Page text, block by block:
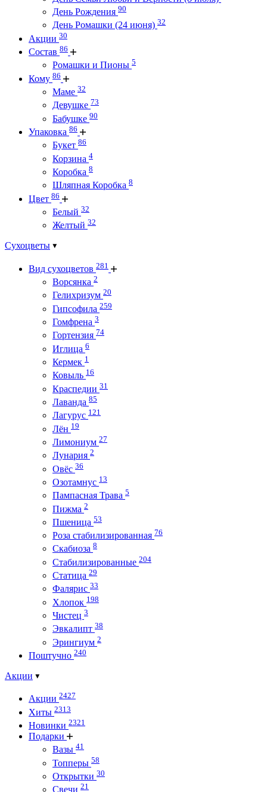
День Рождения 90
День Ромашки (24 июня) 32
Акции 30
Состав 86
Ромашки и Пионы 5
Кому 86
Маме 32
Девушке 73
Бабушке 90
Упаковка 86
Букет 86
Корзина 4
Коробка 8
Шляпная Коробка 8
Цвет 86
Белый 32
Желтый 32
Сухоцветы
Вид сухоцветов 281
Ворсянка 2
Гелихризум 20
Гипсофила 259
Гомфрена 3
Гортензия 74
Иглица 6
Кермек 1
Ковыль 16
Краспедии 31
Лаванда 85
Лагурус 121
Лён 19
Лимониум 27
Лунария 2
Овёс 36
Озотамнус 13
Пампасная Трава 5
Пижма 2
Пшеница 53
Роза стабилизированная 76
Скабиоза 8
Стабилизированные 204
Статица 29
Фалярис 33
Хлопок 198
Чистец 3
Эвкалипт 38
Эрингиум 2
Поштучно 240
Акции
Акции 2427
Хиты 2313
Новинки 2321
Подарки
Вазы 41
Топперы 58
Открытки 30
Свечи 21